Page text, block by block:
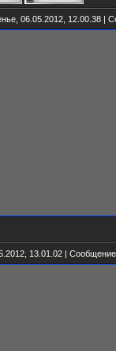
06.05.2012, 12.00.38 |
13.01.02 |